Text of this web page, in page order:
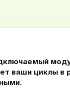
ваши циклы в